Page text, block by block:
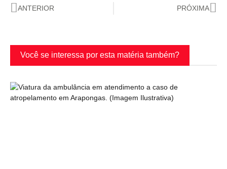
ANTERIOR PRÓXIMA
Você se interessa por esta matéria também?